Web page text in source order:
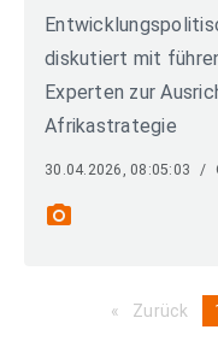
diskutiert mit
Experten zur
Afrikastrategie
30.04.2026, 08:05:03 /
photo_camera
Zurück